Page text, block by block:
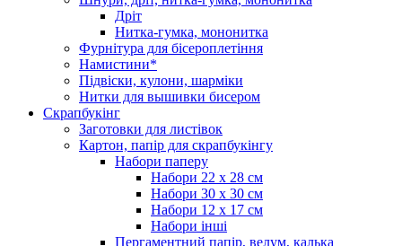
Дріт
Нитка-гумка, мононитка
Фурнітура для бісероплетіння
Намистини*
Підвіски, кулони, шарміки
Нитки для вышивки бисером
Скрапбукінг
Заготовки для листівок
Картон, папір для скрапбукінгу
Набори паперу
Набори 22 х 28 см
Набори 30 х 30 см
Набори 12 х 17 см
Набори інші
Пергаментний папір, велум, калька